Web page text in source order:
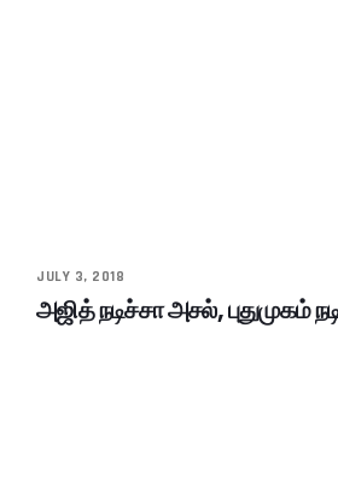
JULY 3, 2018
அஜித் நடிச்சா அசல், புதுமுகம்